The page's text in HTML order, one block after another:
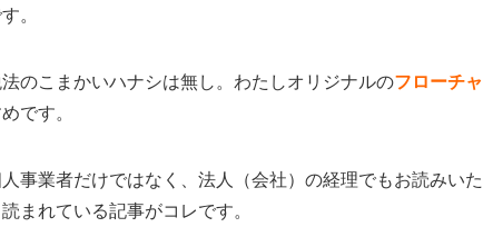
。
のこまかいハナシは無し。わたしオリジナルのフローチ
です。
事業者だけではなく、法人（会社）の経理でもお読みい
読まれている記事がコレです。